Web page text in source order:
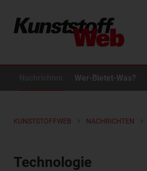
Wer-Bietet-Was?
KUNSTSTOFFWEB NACHRICHTEN
Technologie